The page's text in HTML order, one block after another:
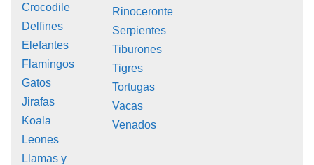
Crocodile
Delfines
Elefantes
Flamingos
Gatos
Jirafas
Koala
Leones
Llamas y
Rinoceronte
Serpientes
Tiburones
Tigres
Tortugas
Vacas
Venados